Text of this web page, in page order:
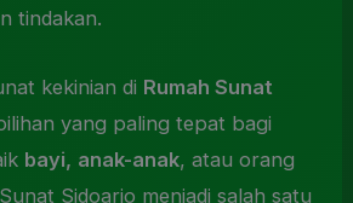
tindakan.
kekinian di Rumah Sunat
yang paling tepat bagi
bayi, anak-anak, atau orang
Sidoarjo menjadi salah satu